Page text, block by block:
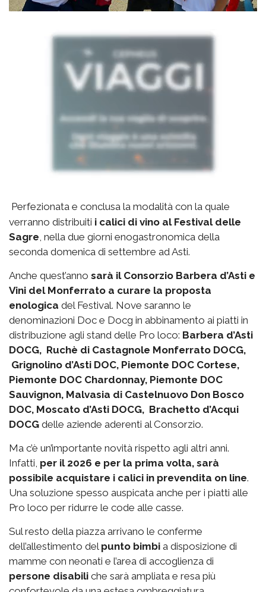
Perfezionata e conclusa la modalità con la quale
verranno distribuiti i calici di vino al Festival delle
Sagre , nella due giorni enogastronomica della
seconda domenica di settembre ad Asti.
Anche quest’anno sarà il Consorzio Barbera d’Asti e
Vini del Monferrato a curare la proposta
enologica del Festival. Nove saranno le
denominazioni Doc e Docg in abbinamento ai piatti in
distribuzione agli stand delle Pro loco: Barbera d’Asti
DOCG, Ruchè di Castagnole Monferrato DOCG,
Grignolino d’Asti DOC, Piemonte DOC Cortese,
Piemonte DOC Chardonnay, Piemonte DOC
Sauvignon, Malvasia di Castelnuovo Don Bosco
DOC, Moscato d’Asti DOCG, Brachetto d’Acqui
DOCG delle aziende aderenti al Consorzio.
Ma c’è un’importante novità rispetto agli altri anni.
Infatti, per il 2026 e per la prima volta, sarà
possibile acquistare i calici in prevendita on line.
Una soluzione spesso auspicata anche per i piatti alle
Pro loco per ridurre le code alle casse.
Sul resto della piazza arrivano le conferme
dell’allestimento del punto bimbi a disposizione di
mamme con neonati e l’area di accoglienza di
persone disabili che sarà ampliata e resa più